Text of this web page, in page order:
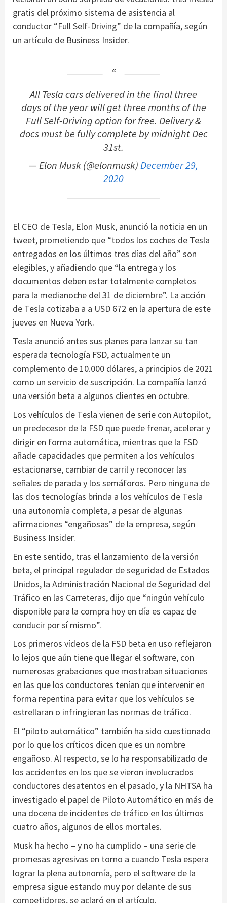
gratis del próximo sistema de asistencia al
conductor “Full Self-Driving” de la compañía, según
un artículo de Business Insider.
All Tesla cars delivered in the final three
days of the year will get three months of the
Full Self-Driving option for free. Delivery &
docs must be fully complete by midnight Dec
31st.
— Elon Musk (@elonmusk)December 29,
2020
El CEO de Tesla, Elon Musk, anunció la noticia en un
tweet, prometiendo que “todos los coches de Tesla
entregados en los últimos tres días del año” son
elegibles, y añadiendo que “la entrega y los
documentos deben estar totalmente completos
para la medianoche del 31 de diciembre”. La acción
de Tesla cotizaba a a USD 672 en la apertura de este
jueves en Nueva York.
Tesla anunció antes sus planes para lanzar su tan
esperada tecnología FSD, actualmente un
complemento de 10.000 dólares, a principios de 2021
como un servicio de suscripción. La compañía lanzó
una versión beta a algunos clientes en octubre.
Los vehículos de Tesla vienen de serie con Autopilot,
un predecesor de la FSD que puede frenar, acelerar y
dirigir en forma automática, mientras que la FSD
añade capacidades que permiten a los vehículos
estacionarse, cambiar de carril y reconocer las
señales de parada y los semáforos. Pero ninguna de
las dos tecnologías brinda a los vehículos de Tesla
una autonomía completa, a pesar de algunas
afirmaciones “engañosas” de la empresa, según
Business Insider.
En este sentido, tras el lanzamiento de la versión
beta, el principal regulador de seguridad de Estados
Unidos, la Administración Nacional de Seguridad del
Tráfico en las Carreteras, dijo que “ningún vehículo
disponible para la compra hoy en día es capaz de
conducir por sí mismo”.
Los primeros vídeos de la FSD beta en uso reflejaron
lo lejos que aún tiene que llegar el software, con
numerosas grabaciones que mostraban situaciones
en las que los conductores tenían que intervenir en
forma repentina para evitar que los vehículos se
estrellaran o infringieran las normas de tráfico.
El “piloto automático” también ha sido cuestionado
por lo que los críticos dicen que es un nombre
engañoso. Al respecto, se lo ha responsabilizado de
los accidentes en los que se vieron involucrados
conductores desatentos en el pasado, y la NHTSA ha
investigado el papel de Piloto Automático en más de
una docena de incidentes de tráfico en los últimos
cuatro años, algunos de ellos mortales.
Musk ha hecho – y no ha cumplido – una serie de
promesas agresivas en torno a cuando Tesla espera
lograr la plena autonomía, pero el software de la
empresa sigue estando muy por delante de sus
competidores, se aclaró en el artículo.